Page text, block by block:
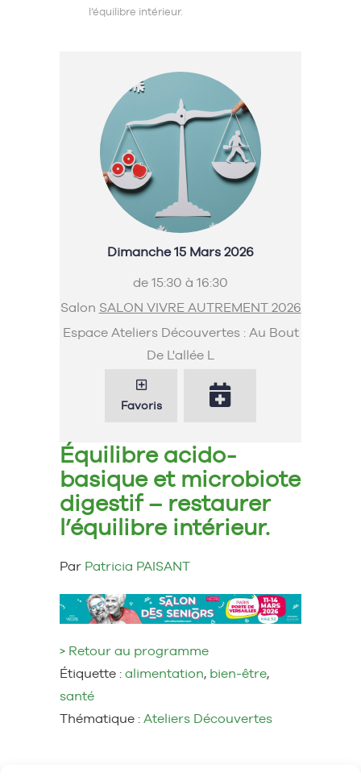
l’équilibre intérieur.
Dimanche 15 Mars 2026
de 15:30 à 16:30
Salon SALON VIVRE AUTREMENT 2026
Espace Ateliers Découvertes : Au Bout
De L'allée L
Favoris
Équilibre acido-
basique et microbiote
digestif – restaurer
l’équilibre intérieur.
Par Patricia PAISANT
> Retour au programme
Étiquette : alimentation, bien-être,
santé
Thématique : Ateliers Découvertes